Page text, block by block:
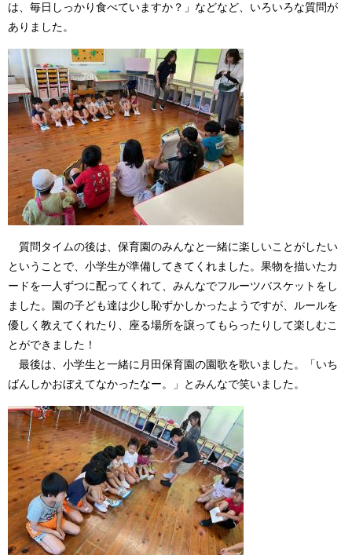
は、毎日しっかり食べていますか？」などなど、いろいろな質問が
ありました。
質問タイムの後は、保育園のみんなと一緒に楽しいことがしたい
ということで、小学生が準備してきてくれました。果物を描いたカ
ードを一人ずつに配ってくれて、みんなでフルーツバスケットをし
ました。園の子ども達は少し恥ずかしかったようですが、ルールを
優しく教えてくれたり、座る場所を譲ってもらったりして楽しむこ
とができました！
最後は、小学生と一緒に月田保育園の園歌を歌いました。「いち
ばんしかおぼえてなかったなー。」とみんなで笑いました。